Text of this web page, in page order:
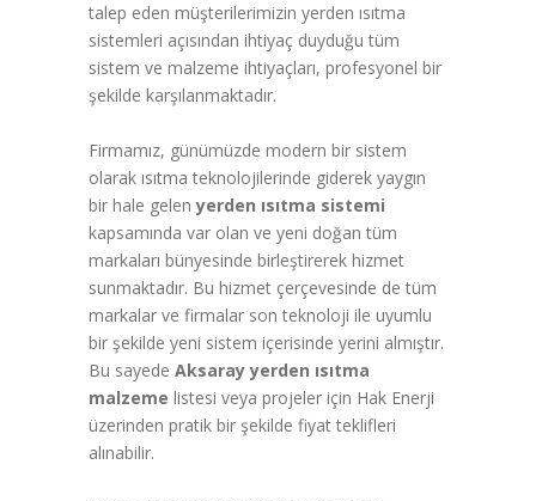
talep eden müşterilerimizin yerden ısıtma
sistemleri açısından ihtiyaç duyduğu tüm
sistem ve malzeme ihtiyaçları, profesyonel bir
şekilde karşılanmaktadır.
Firmamız, günümüzde modern bir sistem
olarak ısıtma teknolojilerinde giderek yaygın
bir hale gelenyerden ısıtma sistemi
kapsamında var olan ve yeni doğan tüm
markaları bünyesinde birleştirerek hizmet
sunmaktadır. Bu hizmet çerçevesinde de tüm
markalar ve firmalar son teknoloji ile uyumlu
bir şekilde yeni sistem içerisinde yerini almıştır.
Bu sayede Aksaray yerden ısıtma
malzeme listesi veya projeler için Hak Enerji
üzerinden pratik bir şekilde fiyat teklifleri
alınabilir.